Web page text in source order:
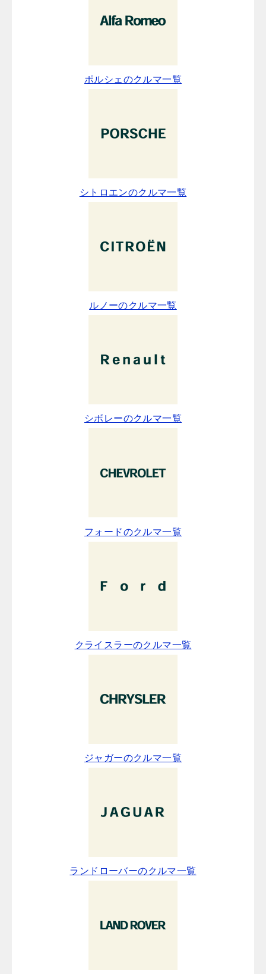
ポルシェのクルマ一覧
シトロエンのクルマ一覧
ルノーのクルマ一覧
シボレーのクルマ一覧
フォードのクルマ一覧
クライスラーのクルマ一覧
ジャガーのクルマ一覧
ランドローバーのクルマ一覧